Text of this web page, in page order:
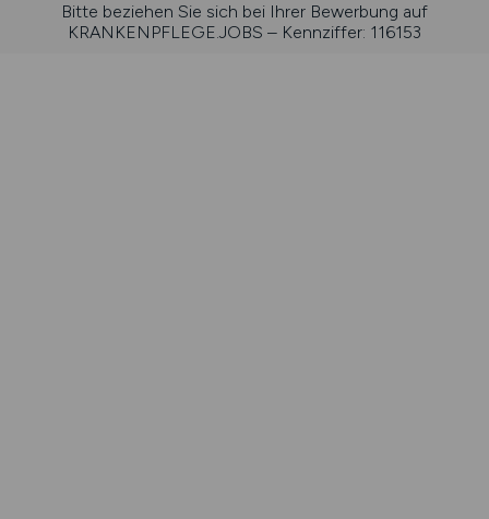
Bitte beziehen Sie sich bei Ihrer Bewerbung auf
KRANKENPFLEGE.JOBS – Kennziffer: 116153